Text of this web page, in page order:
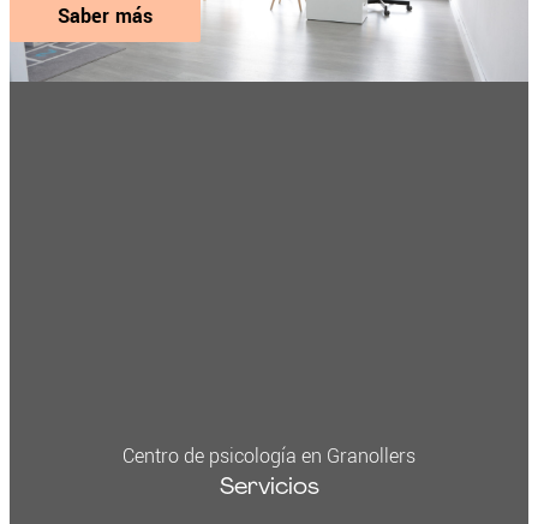
Saber más
Centro de psicología en Granollers
Servicios